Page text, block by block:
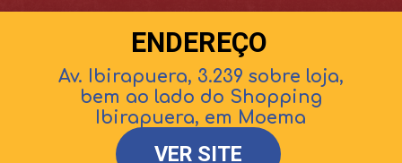
ENDEREÇO
Av. Ibirapuera, 3.239 sobre loja,
bem ao lado do Shopping
Ibirapuera, em Moema
VER SITE